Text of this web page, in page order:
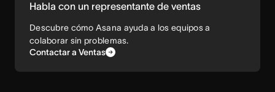
Habla con un representante de ventas
Descubre cómo Asana ayuda a los equipos a
colaborar sin problemas.
Contactar a Ventas